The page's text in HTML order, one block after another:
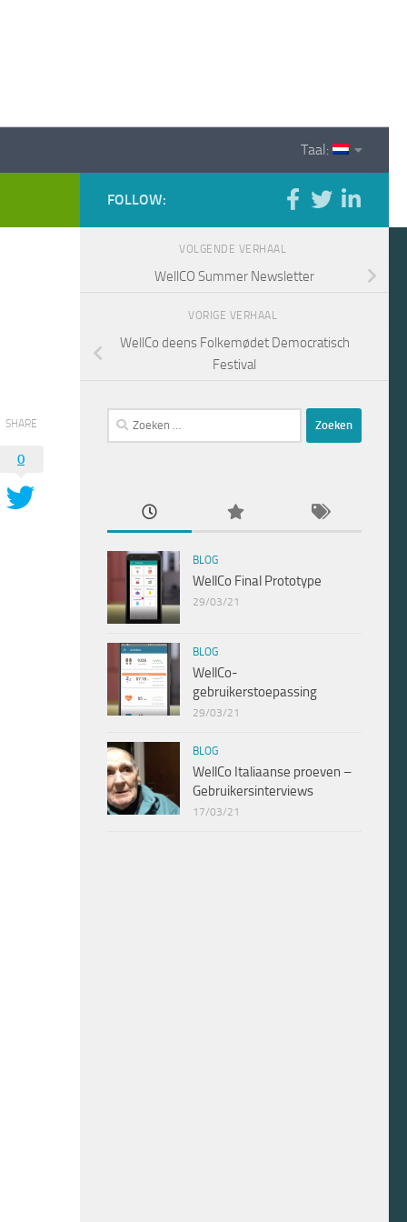
Taal:
SHARE
0
FOLLOW:
VOLGENDE VERHAAL
WellCO Summer Newsletter
VORIGE VERHAAL
WellCo deens Folkemødet Democratisch
Festival
Zoeken
naar:
BLOG
WellCo Final Prototype
29/03/21
BLOG
WellCo-
gebruikerstoepassing
29/03/21
BLOG
WellCo Italiaanse proeven –
Gebruikersinterviews
17/03/21